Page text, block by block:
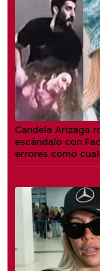
Candela Arizaga
escándalo con
errores como